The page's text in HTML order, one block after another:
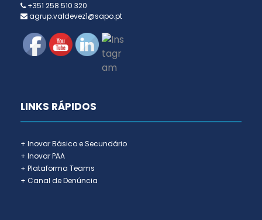
+351 258 510 320
agrup.valdevez1@sapo.pt
LINKS RÁPIDOS
+ Inovar Básico e Secundário
+ Inovar PAA
+ Plataforma Teams
+ Canal de Denúncia